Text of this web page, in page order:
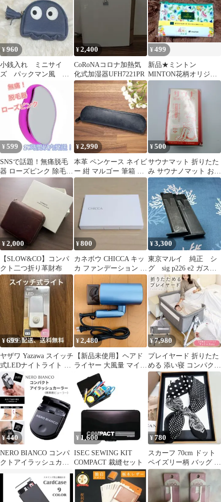
¥960
小銭入れ ミニサイ
ズ パックマン風 キ
ョロちゃん エイリア
ン キャラクター
¥2,400
CoRoNAコロナ加熱気
化式加湿器UFH7221PR
¥499
新品★ミントン
MINTON花柄オリジナ
ルポーチ小物入れかん
ぽ生命非売品
¥ 599
SNSで話題！無痛脱毛
器 ローズピンク 除毛
手動 家庭用脱毛器 ナノ
¥2,990
本革 ペンケース ネイビ
ー 紺 マルゴー 筆箱 ビ
ジネス ハンドメイド
¥500
サウナマット 折りたた
み サウナノマット お尻
マット コンパクト 速乾
サウナグッズ サ活
4573306868903 新品
【WJ225】
¥2,000
【SLOW&CO】コンパ
クト二つ折り革財布
¥800
カネボウ CHICCA キッ
カ ファンデーション ケ
ース 白 コンパクトミラ
ー鏡
¥3,300
東京マルイ 純正 シ
グ sig p226 e2 ガスガ
ン マガジン 二本
¥699
ヤザワ Yazawa スイッチ
式LEDナイトライト ホ
ワイト NASWN24WH
¥2,480
【新品未使用】ヘアド
ライヤー 大風量 マイナ
スイオン 折りたたみ式
¥7,980
プレイヤード 折りたた
める 添い寝 コンパクト
キャスター 揺りかご ゆ
りかご
¥440
NERO BIANCO コンパ
クトアイラッシュカー
ラー 貝印 ネロビアンコ
¥ 1,600
ISEC SEWING KIT
COMPACT 裁縫セット
¥780
スカーフ 70cm ドット
ペイズリー柄 バッグ ア
クセサリー 上品 おしゃ